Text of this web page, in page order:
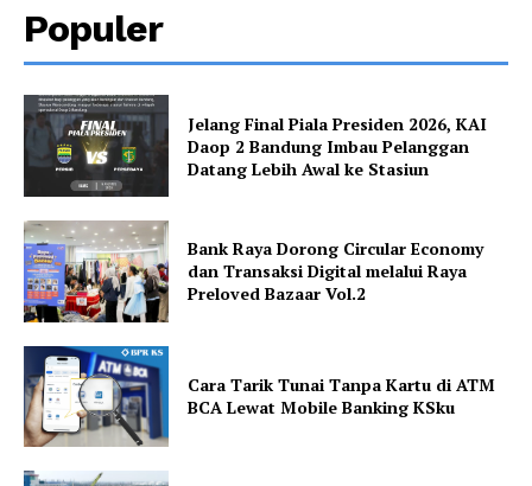
Populer
Jelang Final Piala Presiden 2026, KAI
Daop 2 Bandung Imbau Pelanggan
Datang Lebih Awal ke Stasiun
Bank Raya Dorong Circular Economy
dan Transaksi Digital melalui Raya
Preloved Bazaar Vol.2
Cara Tarik Tunai Tanpa Kartu di ATM
BCA Lewat Mobile Banking KSku